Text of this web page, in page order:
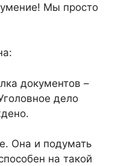
Мы просто
документов –
дело
Она и подумать
на такой